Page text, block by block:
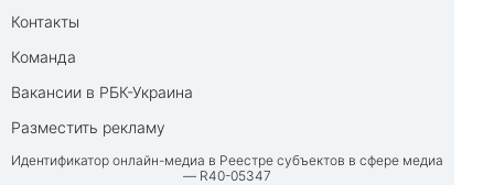
Контакты
Команда
Вакансии в РБК-Украина
Разместить рекламу
Идентификатор онлайн-медиа в Реестре субъектов в сфере медиа
— R40-05347